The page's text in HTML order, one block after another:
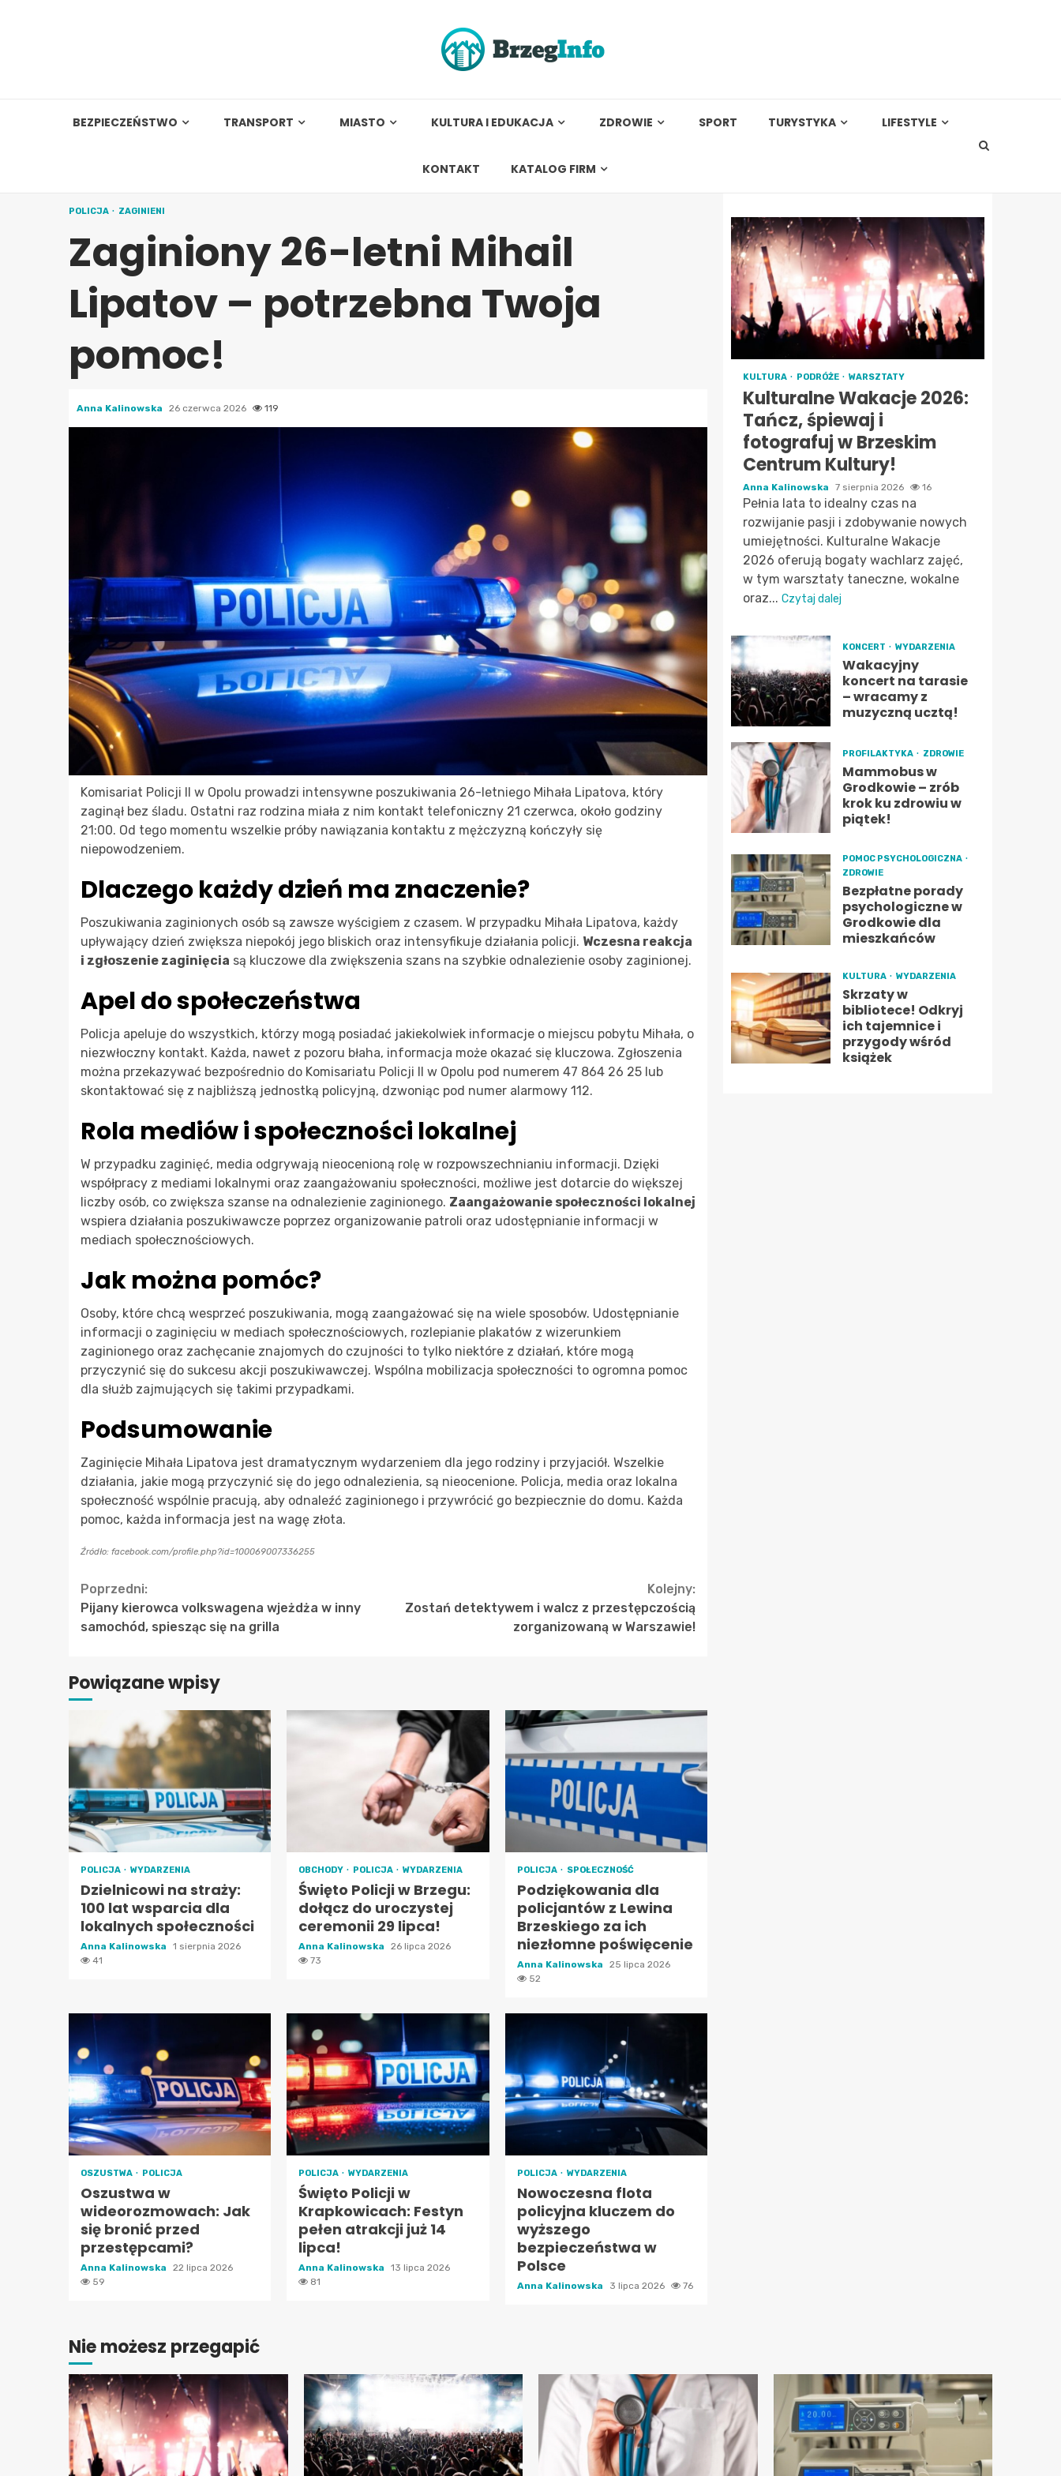
BEZPIECZEŃSTWO TRANSPORT MIASTO KULTURA I EDUKACJA ZDROWIE SPORT TURYSTYKA LIFESTYLE
KONTAKT KATALOG FIRM
POLICJA ZAGINIENI
Zaginiony 26-letni Mihail
Lipatov – potrzebna Twoja
pomoc!
Anna Kalinowska 26 czerwca 2026 119
Komisariat Policji II w Opolu prowadzi intensywne poszukiwania 26-letniego Mihała Lipatova, który
zaginął bez śladu. Ostatni raz rodzina miała z nim kontakt telefoniczny 21 czerwca, około godziny
21:00. Od tego momentu wszelkie próby nawiązania kontaktu z mężczyzną kończyły się
niepowodzeniem.
Dlaczego każdy dzień ma znaczenie?
Poszukiwania zaginionych osób są zawsze wyścigiem z czasem. W przypadku Mihała Lipatova, każdy
upływający dzień zwiększa niepokój jego bliskich oraz intensyfikuje działania policji. Wczesna reakcja
i zgłoszenie zaginięcia są kluczowe dla zwiększenia szans na szybkie odnalezienie osoby zaginionej.
Apel do społeczeństwa
Policja apeluje do wszystkich, którzy mogą posiadać jakiekolwiek informacje o miejscu pobytu Mihała, o
niezwłoczny kontakt. Każda, nawet z pozoru błaha, informacja może okazać się kluczowa. Zgłoszenia
można przekazywać bezpośrednio do Komisariatu Policji II w Opolu pod numerem 47 864 26 25 lub
skontaktować się z najbliższą jednostką policyjną, dzwoniąc pod numer alarmowy 112.
Rola mediów i społeczności lokalnej
W przypadku zaginięć, media odgrywają nieocenioną rolę w rozpowszechnianiu informacji. Dzięki
współpracy z mediami lokalnymi oraz zaangażowaniu społeczności, możliwe jest dotarcie do większej
liczby osób, co zwiększa szanse na odnalezienie zaginionego. Zaangażowanie społeczności lokalnej
wspiera działania poszukiwawcze poprzez organizowanie patroli oraz udostępnianie informacji w
mediach społecznościowych.
Jak można pomóc?
Osoby, które chcą wesprzeć poszukiwania, mogą zaangażować się na wiele sposobów. Udostępnianie
informacji o zaginięciu w mediach społecznościowych, rozlepianie plakatów z wizerunkiem
zaginionego oraz zachęcanie znajomych do czujności to tylko niektóre z działań, które mogą
przyczynić się do sukcesu akcji poszukiwawczej. Wspólna mobilizacja społeczności to ogromna pomoc
dla służb zajmujących się takimi przypadkami.
Podsumowanie
Zaginięcie Mihała Lipatova jest dramatycznym wydarzeniem dla jego rodziny i przyjaciół. Wszelkie
działania, jakie mogą przyczynić się do jego odnalezienia, są nieocenione. Policja, media oraz lokalna
społeczność wspólnie pracują, aby odnaleźć zaginionego i przywrócić go bezpiecznie do domu. Każda
pomoc, każda informacja jest na wagę złota.
Źródło: facebook.com/profile.php?id=100069007336255
Continue
Reading
Poprzedni:
Pijany kierowca volkswagena wjeżdża w inny
samochód, spiesząc się na grilla
Kolejny:
Zostań detektywem i walcz z przestępczością
zorganizowaną w Warszawie!
Powiązane wpisy
POLICJA WYDARZENIA
Dzielnicowi na straży:
100 lat wsparcia dla
lokalnych społeczności
Anna Kalinowska
1 sierpnia 2026
41
OBCHODY POLICJA WYDARZENIA
Święto Policji w Brzegu:
dołącz do uroczystej
ceremonii 29 lipca!
Anna Kalinowska
26 lipca 2026
73
POLICJA SPOŁECZNOŚĆ
Podziękowania dla
policjantów z Lewina
Brzeskiego za ich
niezłomne poświęcenie
Anna Kalinowska
25 lipca 2026
52
OSZUSTWA POLICJA
Oszustwa w
wideorozmowach: Jak
się bronić przed
przestępcami?
Anna Kalinowska
22 lipca 2026
59
POLICJA WYDARZENIA
Święto Policji w
Krapkowicach: Festyn
pełen atrakcji już 14
lipca!
Anna Kalinowska
13 lipca 2026
81
POLICJA WYDARZENIA
Nowoczesna flota
policyjna kluczem do
wyższego
bezpieczeństwa w
Polsce
Anna Kalinowska 3 lipca 2026 76
KULTURA PODRÓŻE WARSZTATY
Kulturalne Wakacje 2026:
Tańcz, śpiewaj i
fotografuj w Brzeskim
Centrum Kultury!
Anna Kalinowska 7 sierpnia 2026 16
Pełnia lata to idealny czas na
rozwijanie pasji i zdobywanie nowych
umiejętności. Kulturalne Wakacje
2026 oferują bogaty wachlarz zajęć,
w tym warsztaty taneczne, wokalne
oraz... Czytaj dalej
KONCERT WYDARZENIA
Wakacyjny
koncert na tarasie
– wracamy z
muzyczną ucztą!
PROFILAKTYKA ZDROWIE
Mammobus w
Grodkowie – zrób
krok ku zdrowiu w
piątek!
POMOC PSYCHOLOGICZNA
ZDROWIE
Bezpłatne porady
psychologiczne w
Grodkowie dla
mieszkańców
KULTURA WYDARZENIA
Skrzaty w
bibliotece! Odkryj
ich tajemnice i
przygody wśród
książek
Nie możesz przegapić